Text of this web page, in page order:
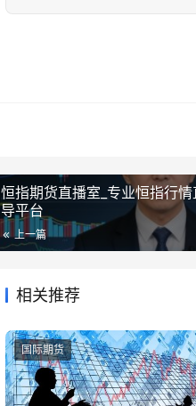
恒指期货直播室_专业恒指行
导平台
上一篇
相关推荐
国际期货